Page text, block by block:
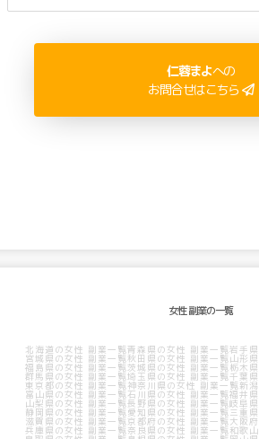
ートは、3人のママ。
仁蓉まよへの
お問合せはこちら
女性 副業の一覧
北海道の女性 副業一覧青森県の女性 副業一覧岩手
宮城県の女性 副業一覧 秋田県の女性 副業一覧 山形
福島県の女性 副業一覧 茨城県の女性 副業一覧 栃木
群馬県の女性 副業一覧埼玉県の女性 副業一覧千葉
東京都の女性 副業一覧 神奈川県の女性 副業一覧 新
富山県の女性 副業一覧 石川県の女性 副業一覧福井
山梨県の女性 副業一覧長野県の女性 副業一覧岐阜
静岡県の女性 副業一覧 愛知県の女性 副業一覧三重
滋賀県の女性 副業一覧 京都府の女性 副業一覧 大阪
兵庫県の女性 副業一覧 奈良県の女性 副業一覧 和歌